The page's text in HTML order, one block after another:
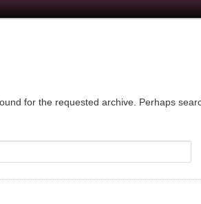
for the requested archive. Perhaps